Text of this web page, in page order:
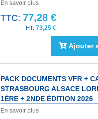
En savoir plus
TTC: 77,28 €
73,25 €
Ajouter
PACK DOCUMENTS VFR +
STRASBOURG ALSACE
1ÈRE + 2NDE ÉDITION 2026
En savoir plus